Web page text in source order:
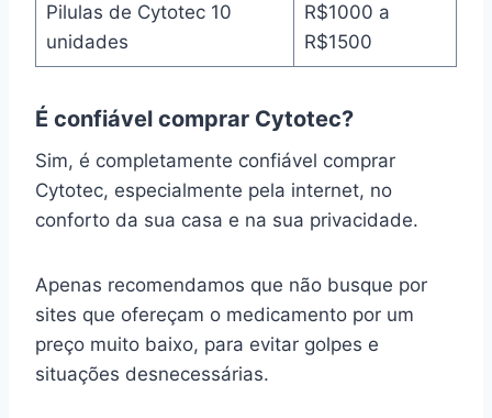
Pilulas de Cytotec 10
unidades
R$1000 a
R$1500
É confiável comprar Cytotec?
Sim, é completamente confiável comprar
Cytotec, especialmente pela internet, no
conforto da sua casa e na sua privacidade.
Apenas recomendamos que não busque por
sites que ofereçam o medicamento por um
preço muito baixo, para evitar golpes e
situações desnecessárias.